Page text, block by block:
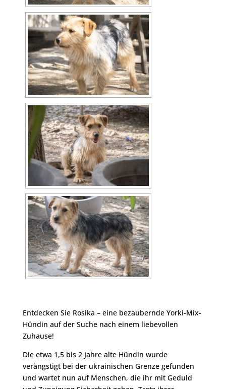
Entdecken Sie Rosika – eine bezaubernde Yorki-Mix-
Hündin auf der Suche nach einem liebevollen
Zuhause!
Die etwa 1,5 bis 2 Jahre alte Hündin wurde
verängstigt bei der ukrainischen Grenze gefunden
und wartet nun auf Menschen, die ihr mit Geduld